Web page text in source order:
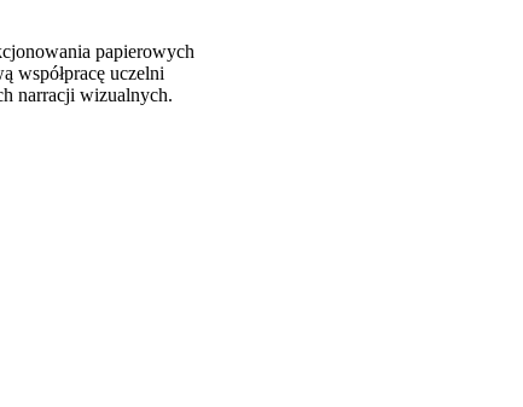
papierowych
współpracę uczelni
narracji wizualnych.